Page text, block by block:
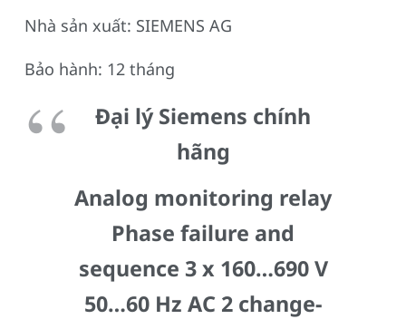
Nhà sản xuất: SIEMENS AG
Bảo hành: 12 tháng
Đại lý Siemens chính
hãng
Analog monitoring relay
Phase failure and
sequence 3 x 160…690 V
50…60 Hz AC 2 change-